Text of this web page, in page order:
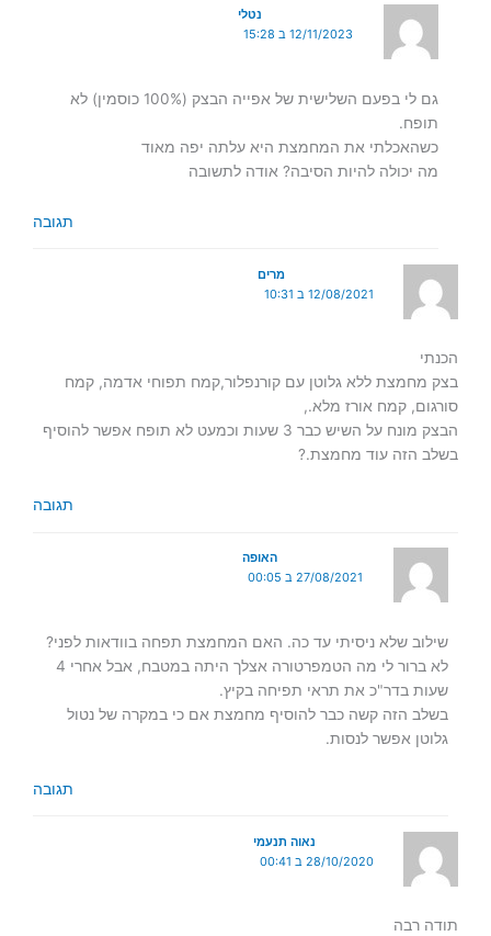
נטלי
12/11/2023 ב 15:28
גם לי בפעם השלישית של אפייה הבצק (100% כוסמין) לא
תופח.
כשהאכלתי את המחמצת היא עלתה יפה מאוד
מה יכולה להיות הסיבה? אודה לתשובה
תגובה
מרים
12/08/2021 ב 10:31
הכנתי
בצק מחמצת ללא גלוטן עם קורנפלור,קמח תפוחי אדמה, קמח
סורגום, קמח אורז מלא.,
הבצק מונח על השיש כבר 3 שעות וכמעט לא תופח אפשר להוסיף
בשלב הזה עוד מחמצת.?
תגובה
האופה
27/08/2021 ב 00:05
שילוב שלא ניסיתי עד כה. האם המחמצת תפחה בוודאות לפני?
לא ברור לי מה הטמפרטורה אצלך היתה במטבח, אבל אחרי 4
שעות בדר"כ את תראי תפיחה בקיץ.
בשלב הזה קשה כבר להוסיף מחמצת אם כי במקרה של נטול
גלוטן אפשר לנסות.
תגובה
נאוה תנעמי
28/10/2020 ב 00:41
תודה רבה